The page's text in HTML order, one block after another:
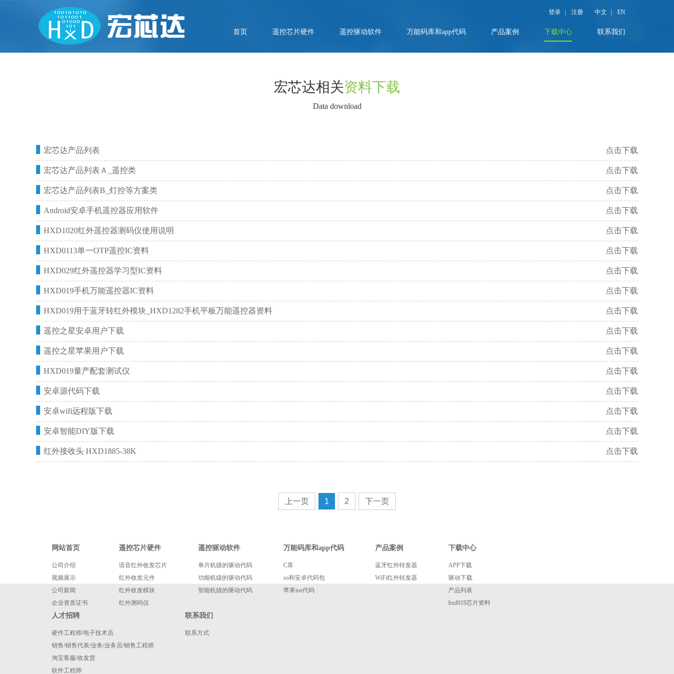
登录 注册 中文 EN
首页 遥控芯片硬件 遥控驱动软件 万能码库和app代码 产品案例 下载中心 联系我们
宏芯达相关资料下载
Data download
宏芯达产品列表 点击下载
宏芯达产品列表Ａ_遥控类 点击下载
宏芯达产品列表B_灯控等方案类 点击下载
Android安卓手机遥控器应用软件 点击下载
HXD1020红外遥控器测码仪使用说明 点击下载
HXD0113单一OTP遥控IC资料 点击下载
HXD029红外遥控器学习型IC资料 点击下载
HXD019手机万能遥控器IC资料 点击下载
HXD019用于蓝牙转红外模块_HXD1282手机平板万能遥控器资料 点击下载
遥控之星安卓用户下载 点击下载
遥控之星苹果用户下载 点击下载
HXD019量产配套测试仪 点击下载
安卓源代码下载 点击下载
安卓wifi远程版下载 点击下载
安卓智能DIY版下载 点击下载
红外接收头 HXD1885-38K 点击下载
上一页 1 2 下一页
网站首页
公司介绍
视频展示
公司新闻
企业资质证书
遥控芯片硬件
语音红外收发芯片
红外收发元件
红外收发模块
红外测码仪
遥控驱动软件
单片机级的驱动代码
功能机级的驱动代码
智能机级的驱动代码
万能码库和app代码
C库
so和安卓代码包
苹果ios代码
产品案例
蓝牙红外转发器
WiFi红外转发器
下载中心
APP下载
驱动下载
产品列表
hxd019芯片资料
人才招聘
硬件工程师/电子技术员
销售/销售代表/业务/业务员/销售工程师
淘宝客服/收发货
软件工程师
联系我们
联系方式